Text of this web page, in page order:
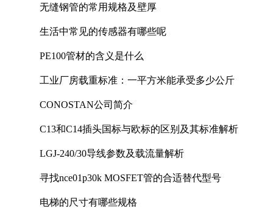
无缝钢管的常用规格及壁厚
生活中常见的传感器有哪些呢
PE100管材的含义是什么
工业厂房载重标准：一平方米能承受多少公斤
CONOSTAN公司简介
C13和C14插头国标与欧标的区别及其标准解析
LGJ-240/30导线参数及载流量解析
寻找nce01p30k MOSFET管的合适替代型号
电梯的尺寸有哪些规格